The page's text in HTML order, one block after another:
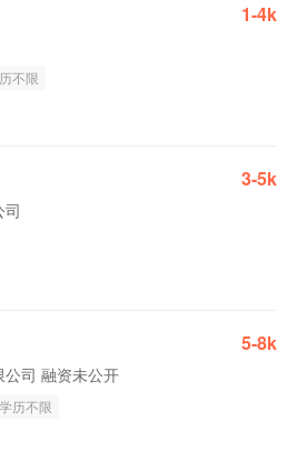
1-4k
不限
3-5k
5-8k
司 融资未公开
学历不限